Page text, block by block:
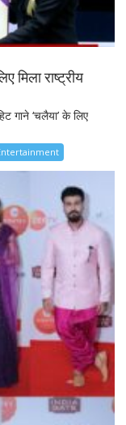
मिला राष्ट्रीय
गाने ‘चलैया’ के लिए